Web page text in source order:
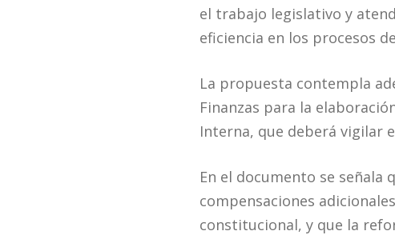
el trabajo legislativo y
eficiencia en los procesos
La propuesta contempla
Finanzas para la
Interna, que deberá vigilar
En el documento se señala
compensaciones
constitucional, y que la